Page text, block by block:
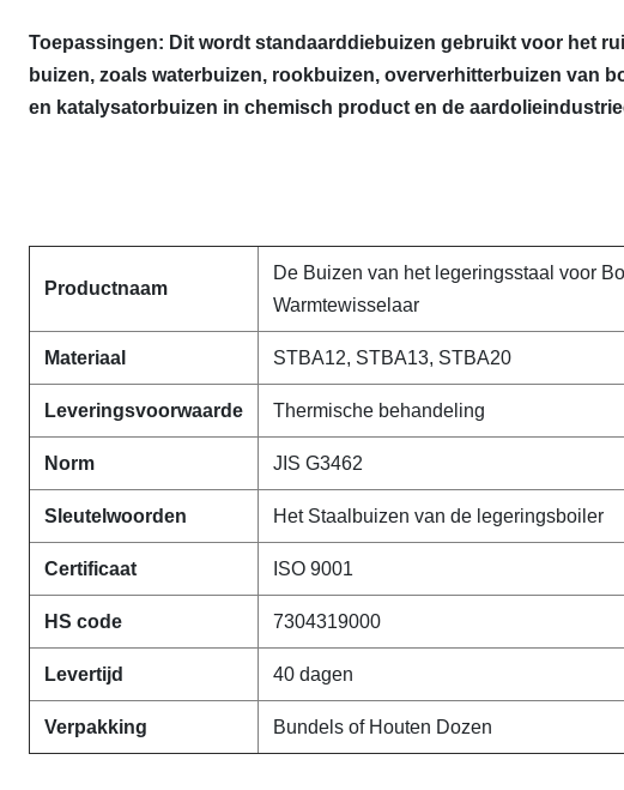
Toepassingen: Dit wordt standaarddiebuizen gebruikt voor het
buizen, zoals waterbuizen, rookbuizen, oververhitterbuizen van
en katalysatorbuizen in chemisch product en de
Productnaam
De Buizen van het legeringsstaal voor
Warmtewisselaar
Materiaal STBA12, STBA13, STBA20
Leveringsvoorwaarde Thermische behandeling
Norm JIS G3462
Sleutelwoorden Het Staalbuizen van de legeringsboiler
Certificaat ISO 9001
HS code 7304319000
Levertijd 40 dagen
Verpakking Bundels of Houten Dozen